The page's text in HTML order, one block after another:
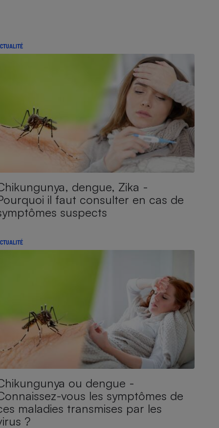
dengue, Zika -
il faut consulter en cas de
suspects
ou dengue -
vous les symptômes de
maladies transmises par les
?